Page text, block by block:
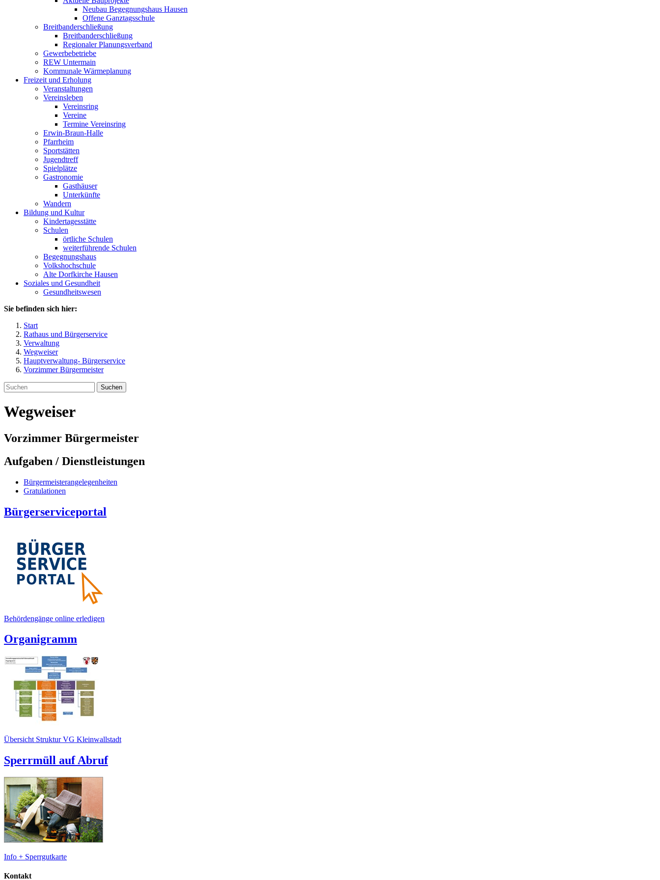
Neubau Begegnungshaus Hausen
Offene Ganztagsschule
Breitbanderschließung
Breitbanderschließung
Regionaler Planungsverband
Gewerbebetriebe
REW Untermain
Kommunale Wärmeplanung
Freizeit und Erholung
Veranstaltungen
Vereinsleben
Vereinsring
Vereine
Termine Vereinsring
Erwin-Braun-Halle
Pfarrheim
Sportstätten
Jugendtreff
Spielplätze
Gastronomie
Gasthäuser
Unterkünfte
Wandern
Bildung und Kultur
Kindertagesstätte
Schulen
örtliche Schulen
weiterführende Schulen
Begegnungshaus
Volkshochschule
Alte Dorfkirche Hausen
Soziales und Gesundheit
Gesundheitswesen
Sie befinden sich hier:
Start
Rathaus und Bürgerservice
Verwaltung
Wegweiser
Hauptverwaltung- Bürgerservice
Vorzimmer Bürgermeister
Suchen
Wegweiser
Vorzimmer Bürgermeister
Aufgaben / Dienstleistungen
Bürgermeisterangelegenheiten
Gratulationen
Bürgerserviceportal
Behördengänge online erledigen
Organigramm
Übersicht Struktur VG Kleinwallstadt
Sperrmüll auf Abruf
Info + Sperrgutkarte
Kontakt